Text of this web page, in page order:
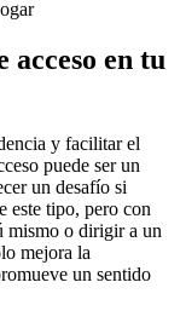
acceso en tu
y facilitar el
puede ser un
un desafío si
este tipo, pero con
mismo o dirigir a un
mejora la
un sentido